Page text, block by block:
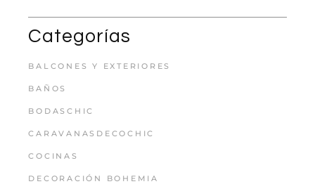
Categorías
BALCONES Y EXTERIORES
BAÑOS
BODASCHIC
CARAVANASDECOCHIC
COCINAS
DECORACIÓN BOHEMIA